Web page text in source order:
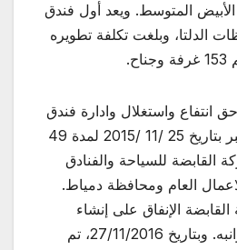
الأبيض المتوسط. ويعد أول فندق
الدلتا، وبلغت تكلفة تطويره
انتفاع واستغلال وادارة فندق
اللسان بمدينة رأس البر بتاريخ 25 /11 /2015 لمدة 49
القابضة للسياحة والفنادق
العام ومحافظة دمياط.
الإنفاق على إنشاء
المشروع من كافة جوانبه. وبتاريخ 27/11/2016، تم